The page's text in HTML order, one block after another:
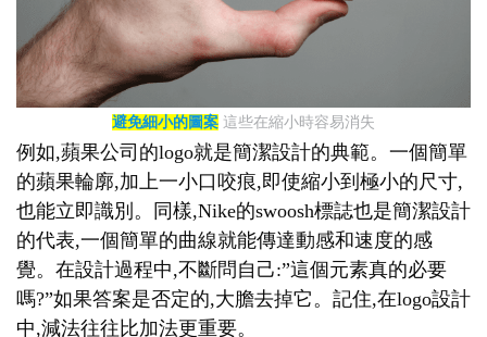
避免細小的圖案 這些在縮小時容易消失
例如,蘋果公司的logo就是簡潔設計的典範。一個簡單
的蘋果輪廓,加上一小口咬痕,即使縮小到極小的尺寸,
也能立即識別。同樣,Nike的swoosh標誌也是簡潔設計
的代表,一個簡單的曲線就能傳達動感和速度的感
覺。在設計過程中,不斷問自己:”這個元素真的必要
嗎?”如果答案是否定的,大膽去掉它。記住,在logo設計
中,減法往往比加法更重要。